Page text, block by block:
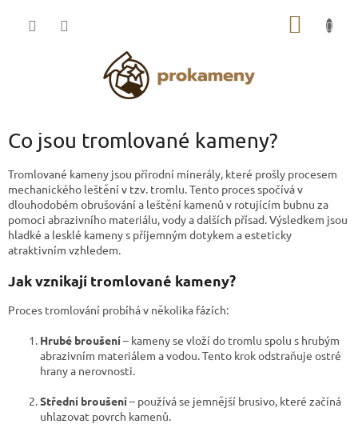
Co jsou tromlované kameny?
Tromlované kameny jsou přírodní minerály, které prošly procesem
mechanického leštění v tzv. tromlu. Tento proces spočívá v
dlouhodobém obrušování a leštění kamenů v rotujícím bubnu za
pomoci abrazivního materiálu, vody a dalších přísad. Výsledkem jsou
hladké a lesklé kameny s příjemným dotykem a esteticky
atraktivním vzhledem.
Jak vznikají tromlované kameny?
Proces tromlování probíhá v několika fázích:
Hrubé broušení– kameny se vloží do tromlu spolu s hrubým
abrazivním materiálem a vodou. Tento krok odstraňuje ostré
hrany a nerovnosti.
Střední broušení– používá se jemnější brusivo, které začíná
uhlazovat povrch kamenů.